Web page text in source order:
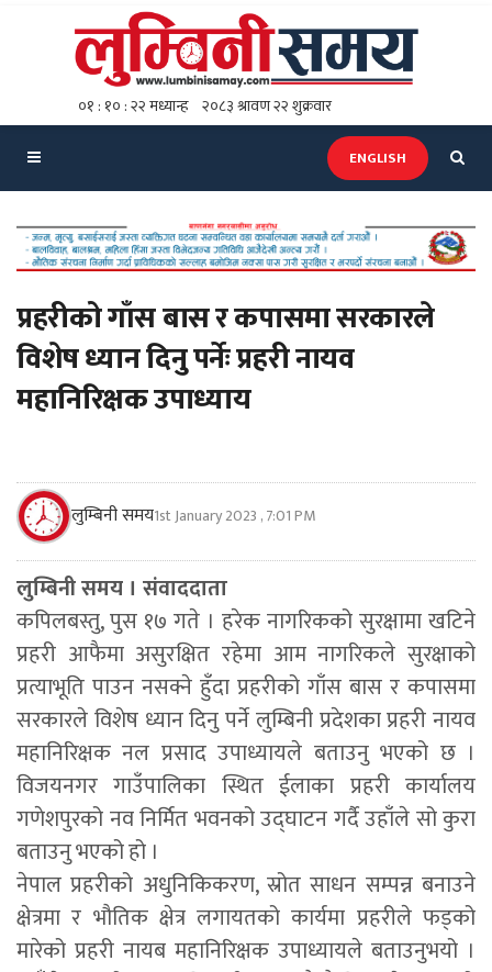
ENGLISH
प्रहरीको गाँस बास र कपासमा सरकारले
विशेष ध्यान दिनु पर्नेः प्रहरी नायव
महानिरिक्षक उपाध्याय
लुम्बिनी समय1st January 2023 , 7:01 PM
लुम्बिनी समय । संवाददाता
कपिलबस्तु, पुस १७ गते । हरेक नागरिकको सुरक्षामा खटिने
प्रहरी आफैमा असुरक्षित रहेमा आम नागरिकले सुरक्षाको
प्रत्याभूति पाउन नसक्ने हुँदा प्रहरीको गाँस बास र कपासमा
सरकारले विशेष ध्यान दिनु पर्ने लुम्बिनी प्रदेशका प्रहरी नायव
महानिरिक्षक नल प्रसाद उपाध्यायले बताउनु भएको छ ।
विजयनगर गाउँपालिका स्थित ईलाका प्रहरी कार्यालय
गणेशपुरको नव निर्मित भवनको उद्घाटन गर्दै उहाँले सो कुरा
बताउनु भएको हो ।
नेपाल प्रहरीको अधुनिकिकरण, स्रोत साधन सम्पन्न बनाउने
क्षेत्रमा र भौतिक क्षेत्र लगायतको कार्यमा प्रहरीले फड्को
मारेको प्रहरी नायब महानिरिक्षक उपाध्यायले बताउनुभयो ।